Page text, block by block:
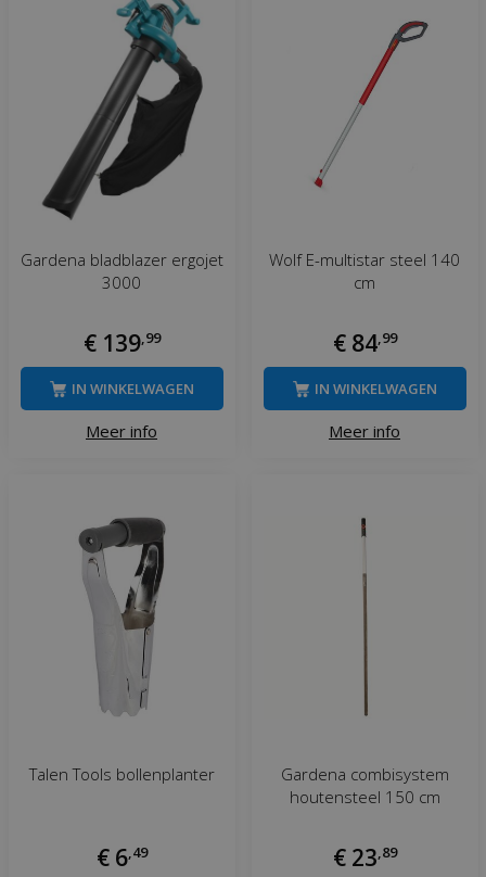
Gardena bladblazer ergojet
3000
€ 139,99
Meer info
IN WINKELWAGEN
Wolf E-multistar steel 140
cm
€ 84,99
Meer info
IN WINKELWAGEN
Talen Tools bollenplanter
€ 6,49
Gardena combisystem
houtensteel 150 cm
€ 23,89